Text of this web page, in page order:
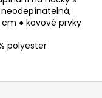
● kovové prvky
polyester